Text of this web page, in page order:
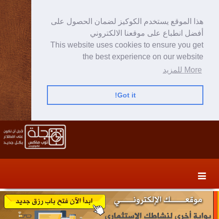
هذا الموقع يستخدم الكوكيز لضمان الحصول على
أفضل انطباع على موقعنا الالكتروني
This website uses cookies to ensure you get
the best experience on our website
More للمزيد
Got it!
content
secondary
content